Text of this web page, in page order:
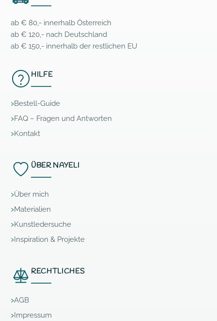
ab € 80,- innerhalb Österreich
ab € 120,- nach Deutschland
ab € 150,- innerhalb der restlichen EU
HILFE
Bestell-Guide
FAQ – Fragen und Antworten
Kontakt
ÜBER NAYELI
Über mich
Materialien
Kunstledersuche
Inspiration & Projekte
RECHTLICHES
AGB
Impressum